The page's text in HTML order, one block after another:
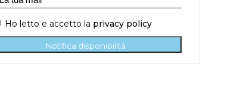
Ho letto e accetto la privacy policy
Notifica disponibilità